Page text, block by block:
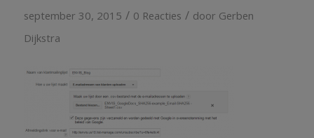
september 30, 2015 / 0 Reacties / door Gerben
Dijkstra